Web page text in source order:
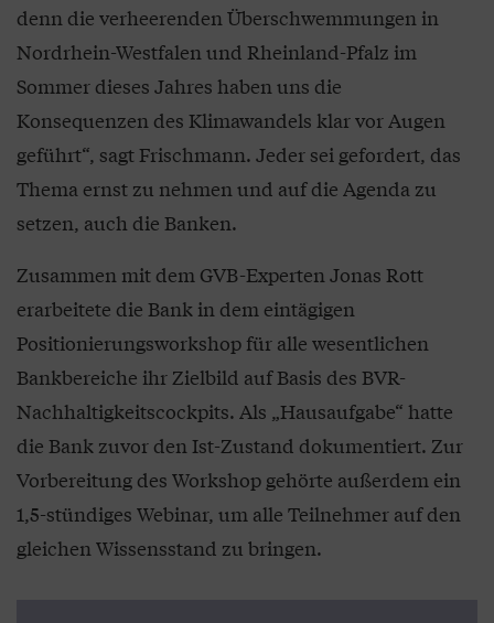
denn die verheerenden Überschwemmungen in
Nordrhein-Westfalen und Rheinland-Pfalz im
Sommer dieses Jahres haben uns die
Konsequenzen des Klimawandels klar vor Augen
geführt“, sagt Frischmann. Jeder sei gefordert, das
Thema ernst zu nehmen und auf die Agenda zu
setzen, auch die Banken.
Zusammen mit dem GVB-Experten Jonas Rott
erarbeitete die Bank in dem eintägigen
Positionierungsworkshop für alle wesentlichen
Bankbereiche ihr Zielbild auf Basis des BVR-
Nachhaltigkeitscockpits. Als „Hausaufgabe“ hatte
die Bank zuvor den Ist-Zustand dokumentiert. Zur
Vorbereitung des Workshop gehörte außerdem ein
1,5-stündiges Webinar, um alle Teilnehmer auf den
gleichen Wissensstand zu bringen.